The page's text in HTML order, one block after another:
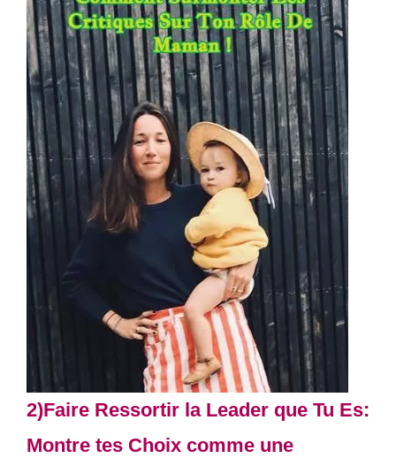
2)Faire Ressortir la Leader que Tu Es:
Montre tes Choix comme une